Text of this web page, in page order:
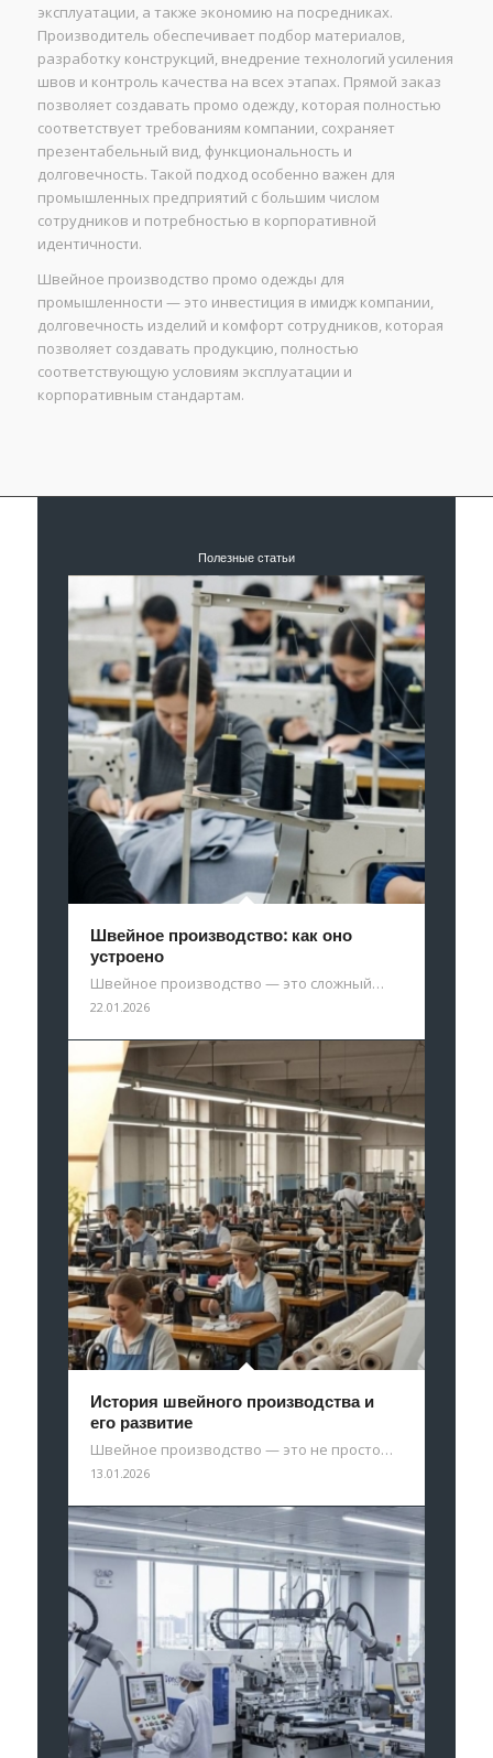
эксплуатации, а также экономию на посредниках.
Производитель обеспечивает подбор материалов,
разработку конструкций, внедрение технологий усиления
швов и контроль качества на всех этапах. Прямой заказ
позволяет создавать промо одежду, которая полностью
соответствует требованиям компании, сохраняет
презентабельный вид, функциональность и
долговечность. Такой подход особенно важен для
промышленных предприятий с большим числом
сотрудников и потребностью в корпоративной
идентичности.
Швейное производство промо одежды для
промышленности — это инвестиция в имидж компании,
долговечность изделий и комфорт сотрудников, которая
позволяет создавать продукцию, полностью
соответствующую условиям эксплуатации и
корпоративным стандартам.
Полезные статьи
Швейное производство: как оно
устроено
Швейное производство — это сложный…
22.01.2026
История швейного производства и
его развитие
Швейное производство — это не просто…
13.01.2026